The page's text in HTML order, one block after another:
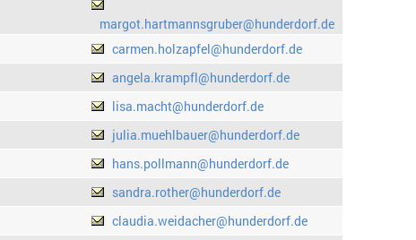
margot.hartmannsgruber@hunderdorf.de
carmen.holzapfel@hunderdorf.de
angela.krampfl@hunderdorf.de
lisa.macht@hunderdorf.de
julia.muehlbauer@hunderdorf.de
hans.pollmann@hunderdorf.de
sandra.rother@hunderdorf.de
claudia.weidacher@hunderdorf.de